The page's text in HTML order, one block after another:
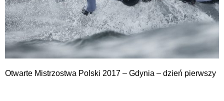
Otwarte Mistrzostwa Polski 2017 – Gdynia – dzień pierwszy